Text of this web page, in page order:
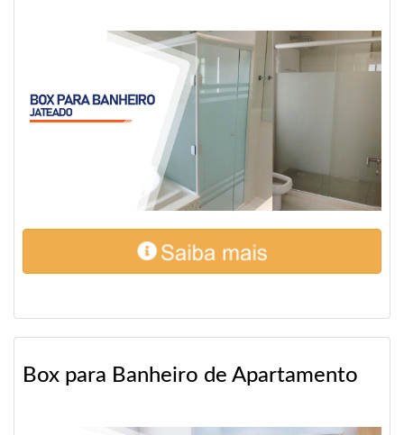
Box para Banheiro de Apartamento